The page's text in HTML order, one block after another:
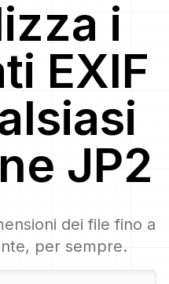
i
EXIF
JP2
dei file fino a
per sempre.